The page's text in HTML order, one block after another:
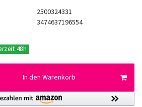
2500324331
3474637196554
48h
In den Warenkorb